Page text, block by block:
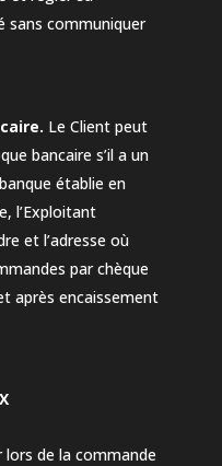
sans communiquer
Le Client peut
bancaire s’il a un
établie en
l’Exploitant
et l’adresse où
par chèque
après encaissement
lors de la commande